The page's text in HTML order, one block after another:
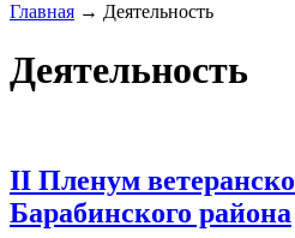
Главная → Деятельность
Деятельность
II Пленум
Барабинского района